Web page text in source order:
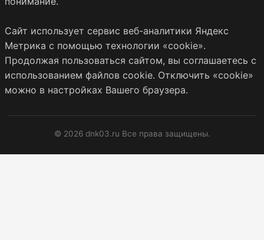
Сайт использует сервис веб-аналитики Яндекс
Метрика с помощью технологии «cookie».
Продолжая пользоваться сайтом, вы соглашаетесь с
использованием файлов cookie. Отключить «cookie»
можно в настройках Вашего браузера.
© 2026 dnk03.ru Все права защищены.